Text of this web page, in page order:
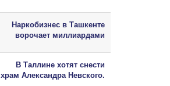
Наркобизнес в Ташкенте
ворочает миллиардами
В Таллине хотят снести
храм Александра Невского.